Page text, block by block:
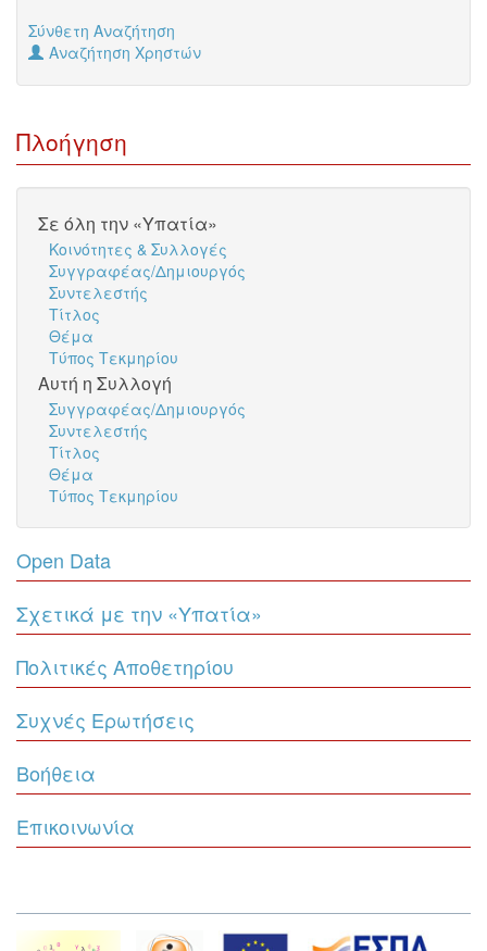
Σύνθετη Αναζήτηση
Αναζήτηση Χρηστών
Πλοήγηση
Σε όλη την «Υπατία»
Κοινότητες & Συλλογές
Συγγραφέας/Δημιουργός
Συντελεστής
Τίτλος
Θέμα
Τύπος Τεκμηρίου
Αυτή η Συλλογή
Συγγραφέας/Δημιουργός
Συντελεστής
Τίτλος
Θέμα
Τύπος Τεκμηρίου
Open Data
Σχετικά με την «Υπατία»
Πολιτικές Αποθετηρίου
Συχνές Ερωτήσεις
Βοήθεια
Επικοινωνία